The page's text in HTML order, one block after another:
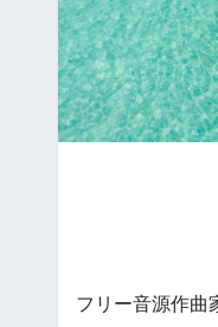
フリー音源作曲